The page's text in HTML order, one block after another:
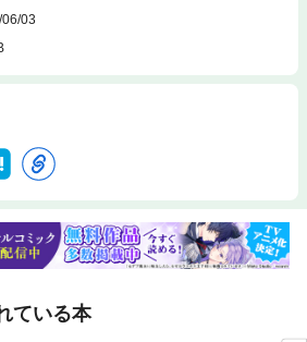
03
ている本